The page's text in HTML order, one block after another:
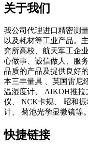
关于我们
我公司代理进口精密测
以及耗材等工业产品。
究所高校、航天军工企
心做事、诚信做人、服
品质的产品及提供良好
本三丰量具 、英国雷尼
温湿度计、 AIKOH推拉
仪、 NCK卡规、 昭和
计、 菊池光学显微镜等。
快捷链接